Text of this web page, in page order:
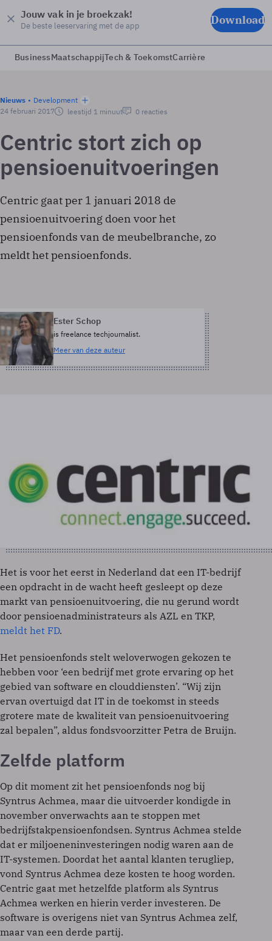
Jouw vak in je broekzak!
De beste leeservaring met de app Download
BusinessMaatschappijTech & ToekomstCarrière
Nieuws
Development
24 februari 2017
leestijd 1 minuut 0 reacties
Centric stort zich op
pensioenuitvoeringen
Centric gaat per 1 januari 2018 de
pensioenuitvoering doen voor het
pensioenfonds van de meubelbranche, zo
meldt het pensioenfonds.
Ester Schop
is freelance techjournalist.
Meer van deze auteur
Het is voor het eerst in Nederland dat een IT-bedrijf
een opdracht in de wacht heeft gesleept op deze
markt van pensioenuitvoering, die nu gerund wordt
door pensioenadministrateurs als AZL en TKP,
meldt het FD.
Het pensioenfonds stelt weloverwogen gekozen te
hebben voor ‘een bedrijf met grote ervaring op het
gebied van software en clouddiensten’. “Wij zijn
ervan overtuigd dat IT in de toekomst in steeds
grotere mate de kwaliteit van pensioenuitvoering
zal bepalen”, aldus fondsvoorzitter Petra de Bruijn.
Zelfde platform
Op dit moment zit het pensioenfonds nog bij
Syntrus Achmea, maar die uitvoerder kondigde in
november onverwachts aan te stoppen met
bedrijfstakpensioenfondsen. Syntrus Achmea stelde
dat er miljoeneninvesteringen nodig waren aan de
IT-systemen. Doordat het aantal klanten terugliep,
vond Syntrus Achmea deze kosten te hoog worden.
Centric gaat met hetzelfde platform als Syntrus
Achmea werken en hierin verder investeren. De
software is overigens niet van Syntrus Achmea zelf,
maar van een derde partij.